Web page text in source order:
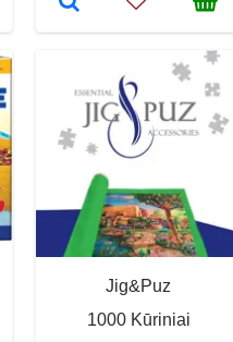
Jig&Puz
1000 Kūriniai